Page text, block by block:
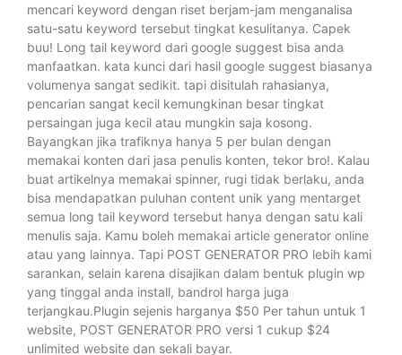
mencari keyword dengan riset berjam-jam menganalisa
satu-satu keyword tersebut tingkat kesulitanya. Capek
buu! Long tail keyword dari google suggest bisa anda
manfaatkan. kata kunci dari hasil google suggest biasanya
volumenya sangat sedikit. tapi disitulah rahasianya,
pencarian sangat kecil kemungkinan besar tingkat
persaingan juga kecil atau mungkin saja kosong.
Bayangkan jika trafiknya hanya 5 per bulan dengan
memakai konten dari jasa penulis konten, tekor bro!. Kalau
buat artikelnya memakai spinner, rugi tidak berlaku, anda
bisa mendapatkan puluhan content unik yang mentarget
semua long tail keyword tersebut hanya dengan satu kali
menulis saja. Kamu boleh memakai article generator online
atau yang lainnya. Tapi POST GENERATOR PRO lebih kami
sarankan, selain karena disajikan dalam bentuk plugin wp
yang tinggal anda install, bandrol harga juga
terjangkau.Plugin sejenis harganya $50 Per tahun untuk 1
website, POST GENERATOR PRO versi 1 cukup $24
unlimited website dan sekali bayar.